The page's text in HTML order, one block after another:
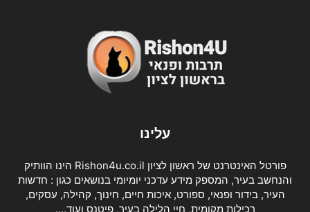
עלינו
פורטל האינטרנט של ראשון לציון Rishon4u.co.il הינו הוותיק
והנחשב בעיר, המספק מידע עדכני יומיומי בנושאים כגון : חדשות
העיר, בידור ופנאי, ספורט, איכות חיים, חינוך, קהילה, עסקים,
רכילות מקומית, חיי הלילה בעיר, פיטנס ועוד….